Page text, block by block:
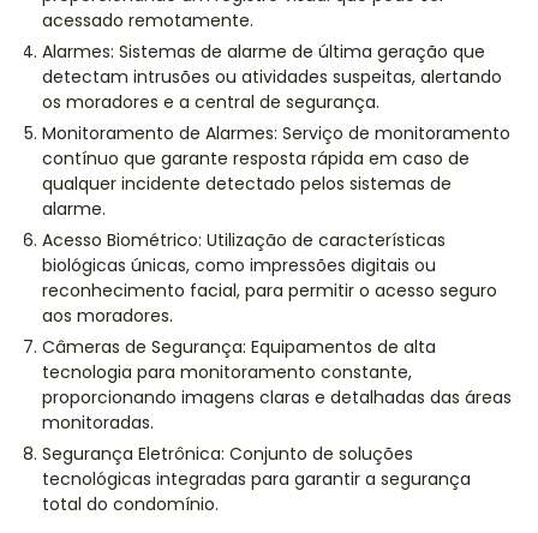
acessado remotamente.
Alarmes: Sistemas de alarme de última geração que
detectam intrusões ou atividades suspeitas, alertando
os moradores e a central de segurança.
Monitoramento de Alarmes: Serviço de monitoramento
contínuo que garante resposta rápida em caso de
qualquer incidente detectado pelos sistemas de
alarme.
Acesso Biométrico: Utilização de características
biológicas únicas, como impressões digitais ou
reconhecimento facial, para permitir o acesso seguro
aos moradores.
Câmeras de Segurança: Equipamentos de alta
tecnologia para monitoramento constante,
proporcionando imagens claras e detalhadas das áreas
monitoradas.
Segurança Eletrônica: Conjunto de soluções
tecnológicas integradas para garantir a segurança
total do condomínio.